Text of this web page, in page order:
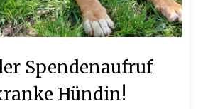
Spendenaufruf
Hündin!